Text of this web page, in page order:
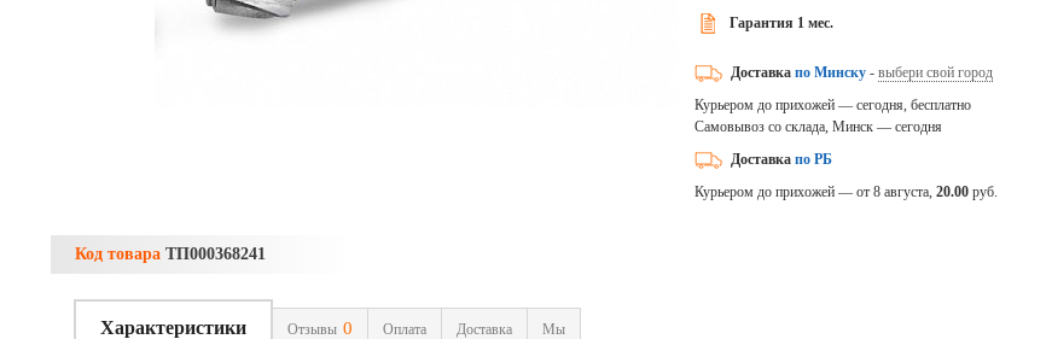
Гарантия 1 мес.
Доставка по Минску- выбери свой город
Курьером до прихожей — сегодня, бесплатно
Самовывоз со склада, Минск — сегодня
Доставка по РБ
Курьером до прихожей — от 8 августа, 20.00 руб.
Код товара ТП000368241
Характеристики Отзывы 0 Оплата Доставка Мы